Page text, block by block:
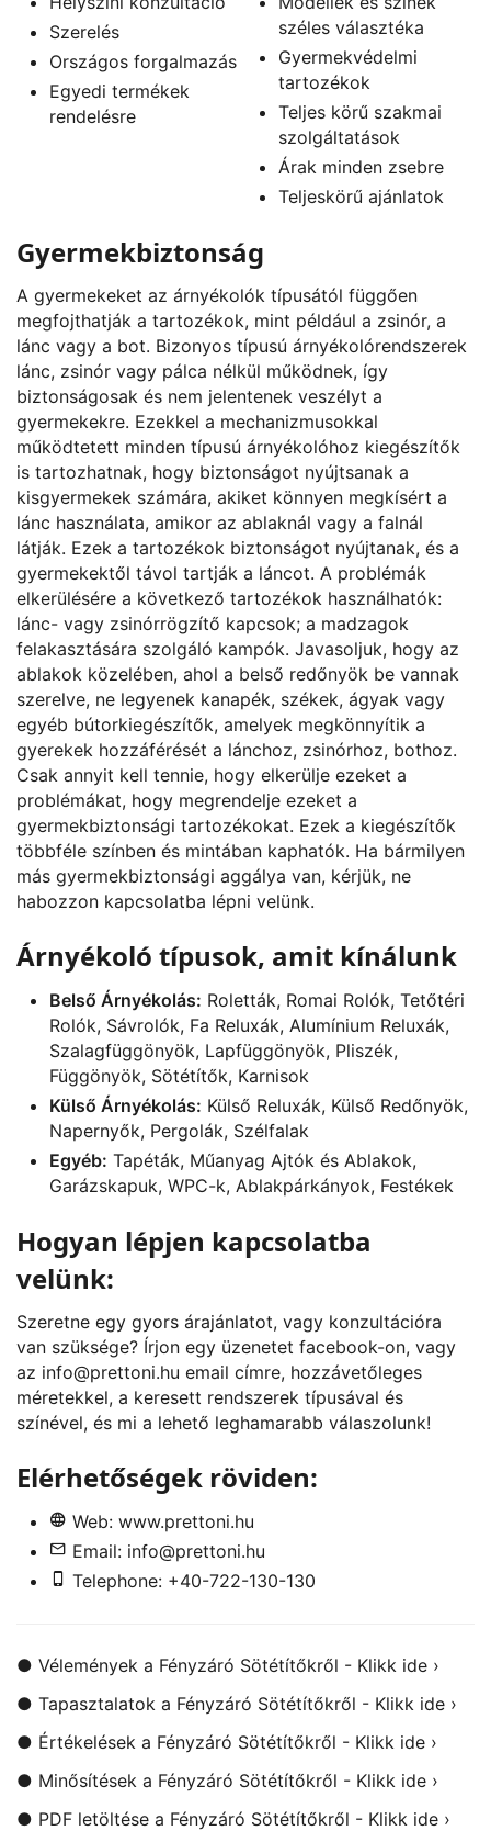
Szerelés
Országos forgalmazás
Egyedi termékek
rendelésre
széles választéka
Gyermekvédelmi
tartozékok
Teljes körű szakmai
szolgáltatások
Árak minden zsebre
Teljeskörű ajánlatok
Gyermekbiztonság
A gyermekeket az árnyékolók típusától függően
megfojthatják a tartozékok, mint például a zsinór, a
lánc vagy a bot. Bizonyos típusú árnyékolórendszerek
lánc, zsinór vagy pálca nélkül működnek, így
biztonságosak és nem jelentenek veszélyt a
gyermekekre. Ezekkel a mechanizmusokkal
működtetett minden típusú árnyékolóhoz kiegészítők
is tartozhatnak, hogy biztonságot nyújtsanak a
kisgyermekek számára, akiket könnyen megkísért a
lánc használata, amikor az ablaknál vagy a falnál
látják. Ezek a tartozékok biztonságot nyújtanak, és a
gyermekektől távol tartják a láncot. A problémák
elkerülésére a következő tartozékok használhatók:
lánc- vagy zsinórrögzítő kapcsok; a madzagok
felakasztására szolgáló kampók. Javasoljuk, hogy az
ablakok közelében, ahol a belső redőnyök be vannak
szerelve, ne legyenek kanapék, székek, ágyak vagy
egyéb bútorkiegészítők, amelyek megkönnyítik a
gyerekek hozzáférését a lánchoz, zsinórhoz, bothoz.
Csak annyit kell tennie, hogy elkerülje ezeket a
problémákat, hogy megrendelje ezeket a
gyermekbiztonsági tartozékokat. Ezek a kiegészítők
többféle színben és mintában kaphatók. Ha bármilyen
más gyermekbiztonsági aggálya van, kérjük, ne
habozzon kapcsolatba lépni velünk.
Árnyékoló típusok, amit kínálunk
Belső Árnyékolás: Roletták, Romai Rolók, Tetőtéri
Rolók, Sávrolók, Fa Reluxák, Alumínium Reluxák,
Szalagfüggönyök, Lapfüggönyök, Pliszék,
Függönyök, Sötétítők, Karnisok
Külső Árnyékolás: Külső Reluxák, Külső Redőnyök,
Napernyők, Pergolák, Szélfalak
Egyéb: Tapéták, Műanyag Ajtók és Ablakok,
Garázskapuk, WPC-k, Ablakpárkányok, Festékek
Hogyan lépjen kapcsolatba
velünk:
Szeretne egy gyors árajánlatot, vagy konzultációra
van szüksége? Írjon egy üzenetet facebook-on, vagy
az info@prettoni.hu email címre, hozzávetőleges
méretekkel, a keresett rendszerek típusával és
színével, és mi a lehető leghamarabb válaszolunk!
Elérhetőségek röviden:
Web: www.prettoni.hu
Email: info@prettoni.hu
Telephone: +40-722-130-130
● Vélemények a Fényzáró Sötétítőkről - Klikk ide ›
● Tapasztalatok a Fényzáró Sötétítőkről - Klikk ide ›
● Értékelések a Fényzáró Sötétítőkről - Klikk ide ›
● Minősítések a Fényzáró Sötétítőkről - Klikk ide ›
● PDF letöltése a Fényzáró Sötétítőkről - Klikk ide ›